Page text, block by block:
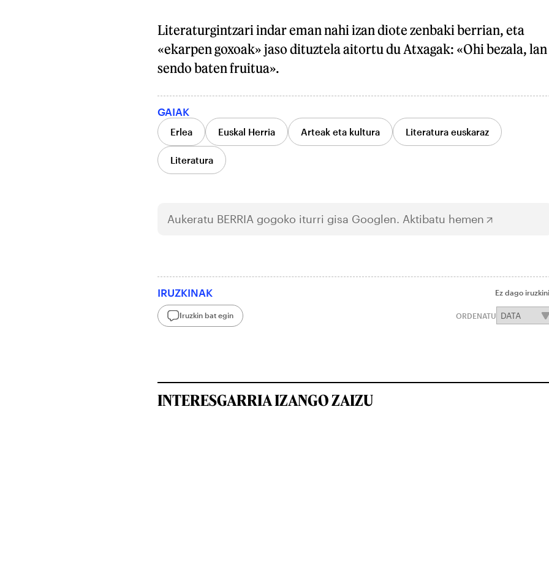
Literaturgintzari indar eman nahi izan diote zenbaki berrian, eta
«ekarpen goxoak» jaso dituztela aitortu du Atxagak: «Ohi bezala, lan
sendo baten fruitua».
GAIAK
Erlea Euskal Herria Arteak eta kultura Literatura euskaraz
Literatura
Aukeratu BERRIA gogoko iturri gisa Googlen. Aktibatu hemen
IRUZKINAK Ez dago
Iruzkin bat egin ORDENATU
INTERESGARRIA IZANGO ZAIZU